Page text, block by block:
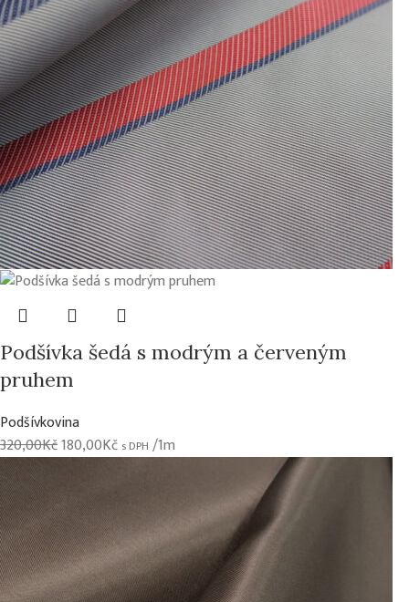
Podšívka šedá s modrým a červeným
pruhem
Podšívkovina
320,00Kč180,00Kč s DPH /1m